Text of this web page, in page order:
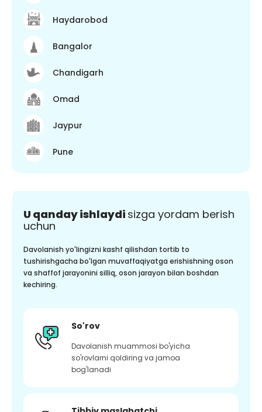
Haydarobod
Bangalor
Chandigarh
Omad
Jaypur
Pune
U qanday ishlaydi sizga yordam berish
uchun
Davolanish yo'lingizni kashf qilishdan tortib to
tushirishgacha bo'lgan muvaffaqiyatga erishishning oson
va shaffof jarayonini silliq, oson jarayon bilan boshdan
kechiring.
So'rov
Davolanish muammosi bo'yicha
so'rovlarni qoldiring va jamoa
bog'lanadi